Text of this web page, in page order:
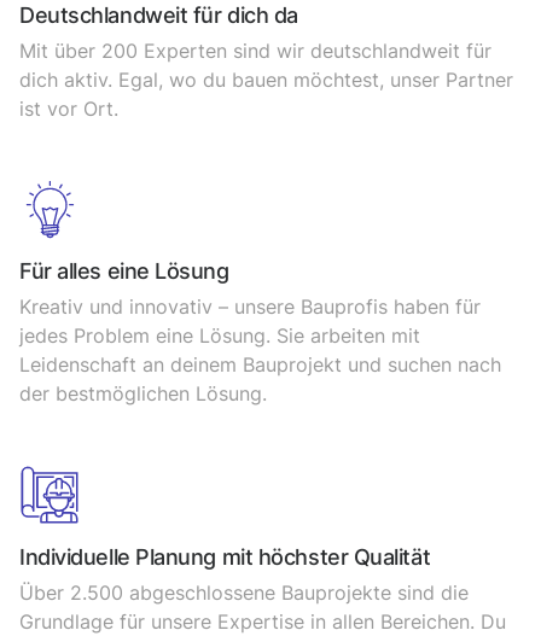
Deutschlandweit für dich da
Mit über 200 Experten sind wir deutschlandweit für
dich aktiv. Egal, wo du bauen möchtest, unser Partner
ist vor Ort.
Für alles eine Lösung
Kreativ und innovativ – unsere Bauprofis haben für
jedes Problem eine Lösung. Sie arbeiten mit
Leidenschaft an deinem Bauprojekt und suchen nach
der bestmöglichen Lösung.
Individuelle Planung mit höchster Qualität
Über 2.500 abgeschlossene Bauprojekte sind die
Grundlage für unsere Expertise in allen Bereichen. Du